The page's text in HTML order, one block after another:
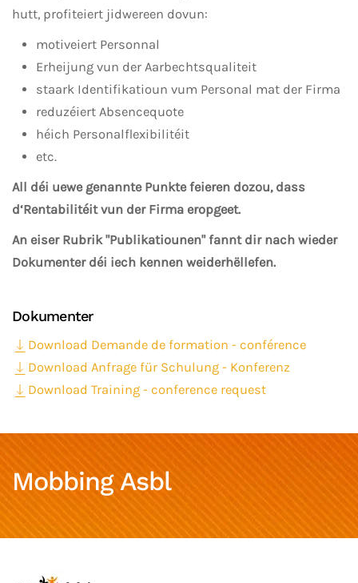
hutt, profiteiert jidwereen dovun:
motiveiert Personnal
Erheijung vun der Aarbechtsqualiteit
staark Identifikatioun vum Personal mat der Firma
reduzéiert Absencequote
héich Personalflexibilitéit
etc.
All déi uewe genannte Punkte feieren dozou, dass
d‘Rentabilitéit vun der Firma eropgeet.
An eiser Rubrik "Publikatiounen" fannt dir nach wieder
Dokumenter déi iech kennen weiderhëllefen.
Dokumenter
Download Demande de formation - conférence
Download Anfrage für Schulung - Konferenz
Download Training - conference request
Mobbing Asbl